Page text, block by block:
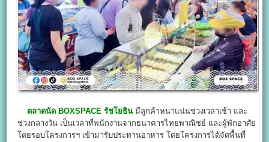
ตลาดนัด BOXSPACE รัชโยธิน มีลูกค้าหนาแน่นช่วงเวลาเช้า และ
ช่วงกลางวัน เป็นเวลาที่พนักงานจากธนาคารไทยพาณิชย์ และผู้พักอาศัย
โดยรอบโครงการฯ เข้ามารับประทานอาหาร โดยโครงการได้จัดพื้นที่